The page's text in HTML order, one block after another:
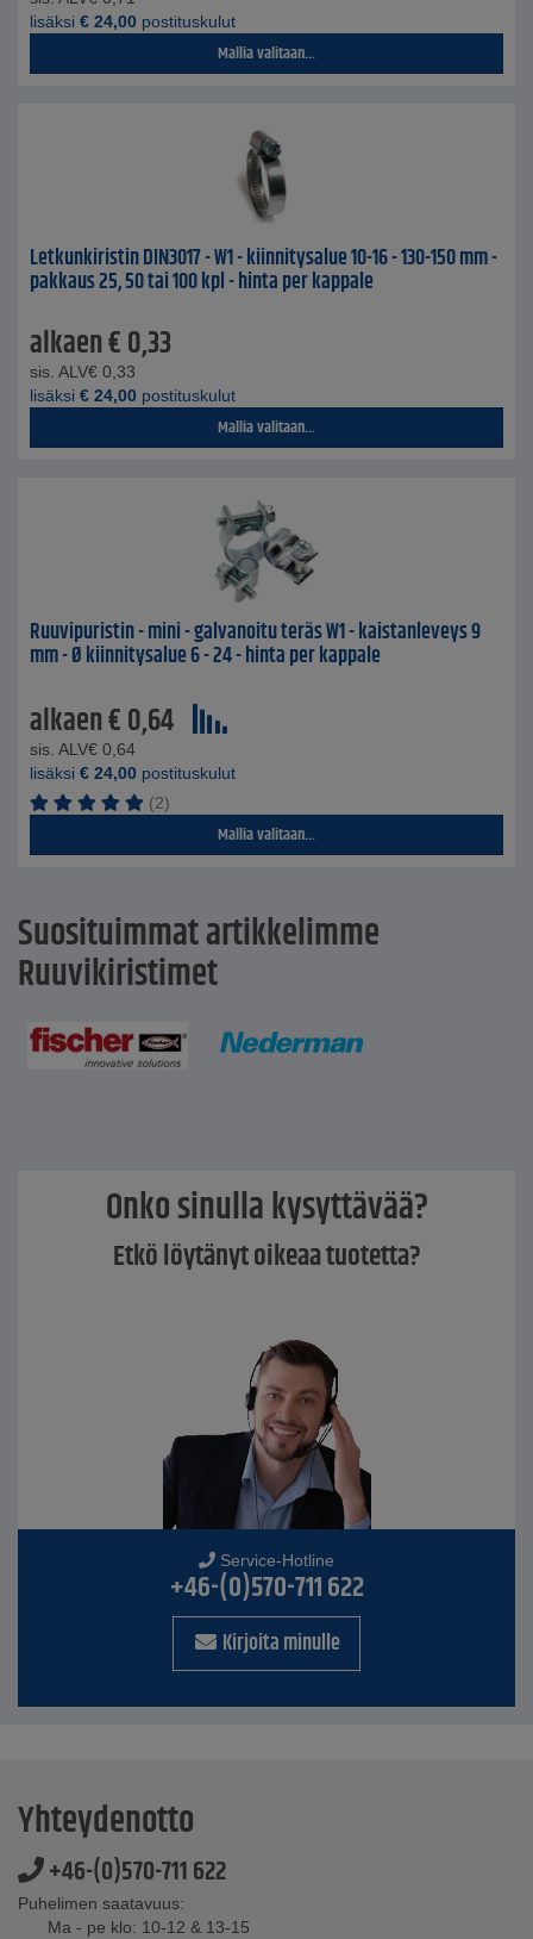
lisäksi € 24,00 postituskulut
Mallia valitaan...
Letkunkiristin DIN3017 - W1 - kiinnitysalue 10-16 - 130-150 mm -
pakkaus 25, 50 tai 100 kpl - hinta per kappale
alkaen€0,33
sis. ALV€ 0,33
lisäksi € 24,00 postituskulut
Mallia valitaan...
Ruuvipuristin - mini - galvanoitu teräs W1 - kaistanleveys 9
mm - Ø kiinnitysalue 6 - 24 - hinta per kappale
alkaen€0,64
sis. ALV€ 0,64
lisäksi € 24,00 postituskulut
(2)
Mallia valitaan...
Suosituimmat artikkelimme
Ruuvikiristimet
Onko sinulla kysyttävää?
Etkö löytänyt oikeaa tuotetta?
Service-Hotline
+46-(0)570-711 622
Kirjoita minulle
Yhteydenotto
+46-(0)570-711 622
Puhelimen saatavuus:
Ma - pe klo: 10-12 & 13-15